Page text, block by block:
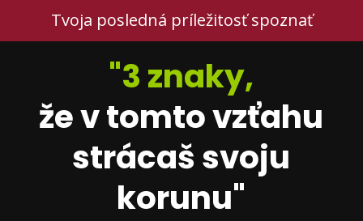
Tvoja posledná príležitosť spoznať
"3 znaky,
že v tomto vzťahu
strácaš svoju
korunu"